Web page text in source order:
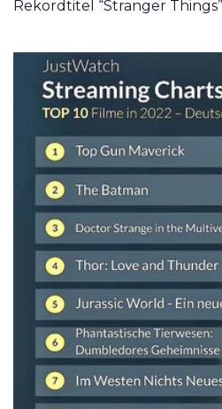
Rekordtitel “Stranger